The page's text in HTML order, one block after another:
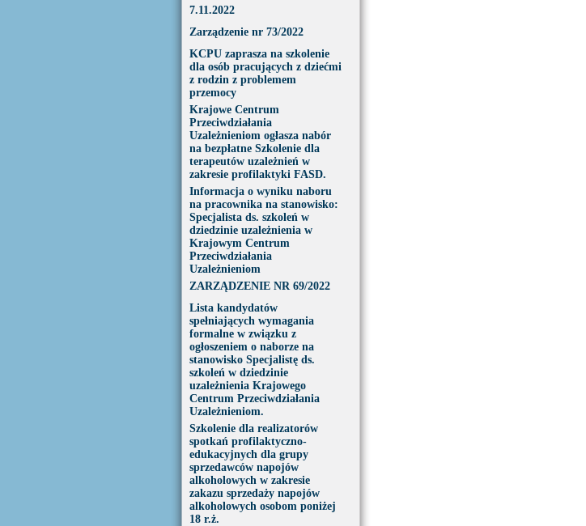
7.11.2022
Zarządzenie nr 73/2022
KCPU zaprasza na szkolenie
dla osób pracujących z dziećmi
z rodzin z problemem
przemocy
Krajowe Centrum
Przeciwdziałania
Uzależnieniom ogłasza nabór
na bezpłatne Szkolenie dla
terapeutów uzależnień w
zakresie profilaktyki FASD.
Informacja o wyniku naboru
na pracownika na stanowisko:
Specjalista ds. szkoleń w
dziedzinie uzależnienia w
Krajowym Centrum
Przeciwdziałania
Uzależnieniom
ZARZĄDZENIE NR 69/2022
Lista kandydatów
spełniających wymagania
formalne w związku z
ogłoszeniem o naborze na
stanowisko Specjalistę ds.
szkoleń w dziedzinie
uzależnienia Krajowego
Centrum Przeciwdziałania
Uzależnieniom.
Szkolenie dla realizatorów
spotkań profilaktyczno-
edukacyjnych dla grupy
sprzedawców napojów
alkoholowych w zakresie
zakazu sprzedaży napojów
alkoholowych osobom poniżej
18 r.ż.